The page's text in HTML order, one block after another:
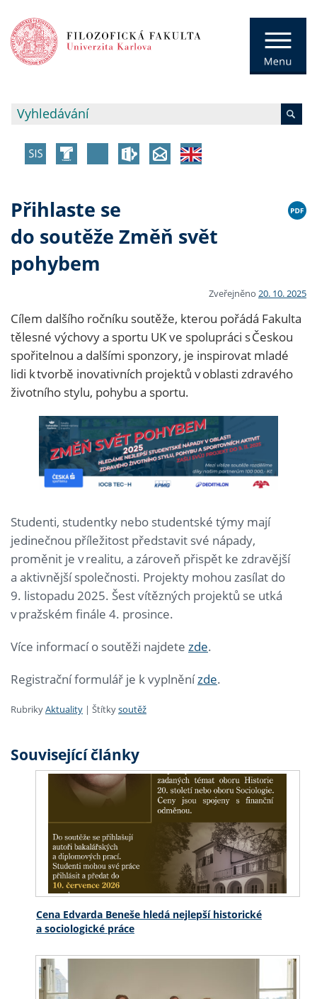
Přihlaste se
do soutěže Změň svět
pohybem
Zveřejněno 20. 10. 2025
Cílem dalšího ročníku soutěže, kterou pořádá Fakulta
tělesné výchovy a sportu UK ve spolupráci s Českou
spořitelnou a dalšími sponzory, je inspirovat mladé
lidi k tvorbě inovativních projektů v oblasti zdravého
životního stylu, pohybu a sportu.
Studenti, studentky nebo studentské týmy mají
jedinečnou příležitost představit své nápady,
proměnit je v realitu, a zároveň přispět ke zdravější
a aktivnější společnosti. Projekty mohou zasílat do
9. listopadu 2025. Šest vítězných projektů se utká
v pražském finále 4. prosince.
Více informací o soutěži najdete zde.
Registrační formulář je k vyplněnízde.
RubrikyAktuality | Štítkysoutěž
Související články
Cena Edvarda Beneše hledá nejlepší historické
a sociologické práce